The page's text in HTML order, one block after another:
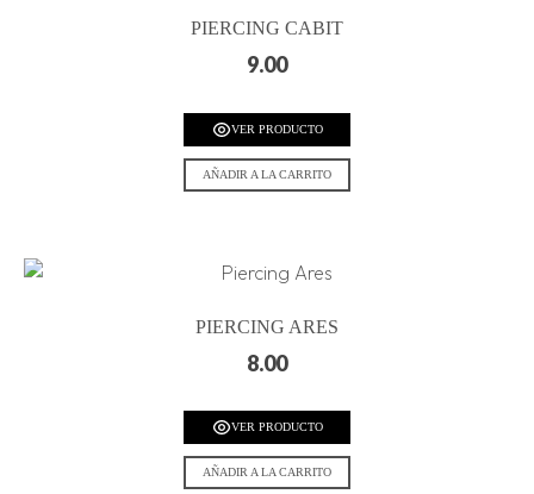
PIERCING CABIT
9.00
VER PRODUCTO
AÑADIR A LA CARRITO
PIERCING ARES
8.00
VER PRODUCTO
AÑADIR A LA CARRITO